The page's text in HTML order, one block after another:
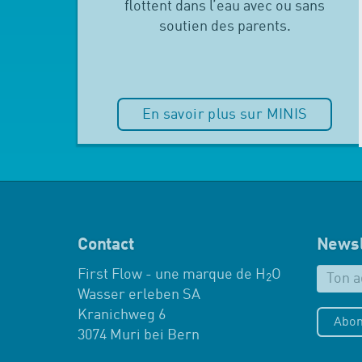
flottent dans l’eau avec ou sans
soutien des parents.
En savoir plus sur MINIS
Contact
First Flow - une marque de H 2O
Wasser erleben SA
Kranichweg 6
3074 Muri bei Bern